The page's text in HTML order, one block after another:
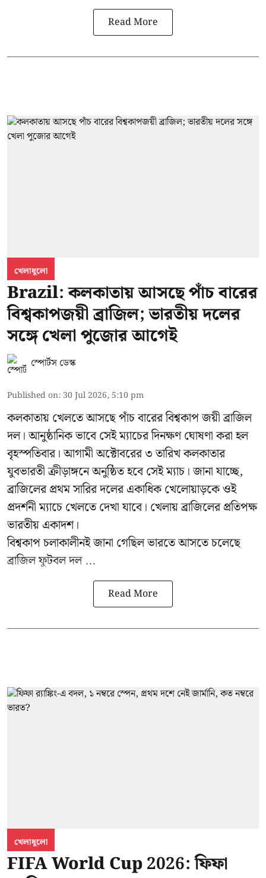
Read More
খেলাধুলো
Brazil: কলকাতায় আসছে পাঁচ বারের
বিশ্বকাপজয়ী ব্রাজিল; ভারতীয় দলের
সঙ্গে খেলা পুজোর আগেই
স্পোর্টস ডেস্ক
Published on: 30 Jul 2026, 5:10 pm
কলকাতায় খেলতে আসছে পাঁচ বারের বিশ্বকাপ জয়ী ব্রাজিল
দল। আনুষ্ঠানিক ভাবে সেই ম্যাচের দিনক্ষণ ঘোষণা করা হল
বৃহস্পতিবার। আগামী অক্টোবরের ৩ তারিখ কলকাতার
যুবভারতী ক্রীড়াঙ্গনে অনুষ্ঠিত হবে সেই ম্যাচ। জানা যাচ্ছে,
ব্রাজিলের প্রথম সারির দলের একাধিক খেলোয়াড়কে ওই
প্রদর্শনী ম্যাচে খেলতে দেখা যাবে। খেলায় ব্রাজিলের প্রতিপক্ষ
ভারতীয় একাদশ।
বিশ্বকাপ চলাকালীনই জানা গেছিল ভারতে আসতে চলেছে
ব্রাজিল ফুটবল দল ...
Read More
খেলাধুলো
FIFA World Cup 2026: ফিফা